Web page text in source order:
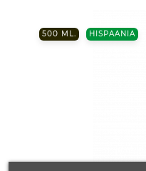
500 ML. HISPAANIA